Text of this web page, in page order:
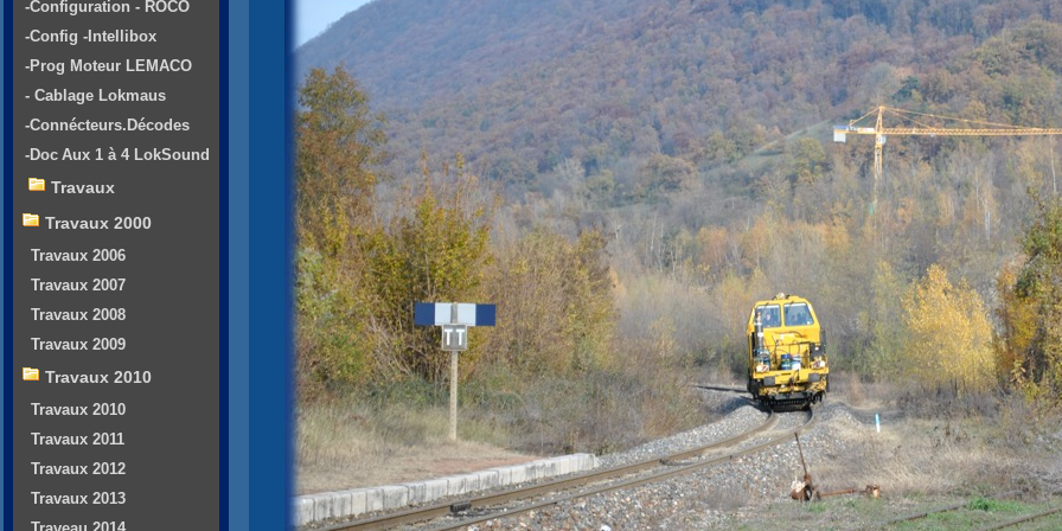
-Configuration - ROCO
-Config -Intellibox
-Prog Moteur LEMACO
- Cablage Lokmaus
-Connécteurs.Décodes
-Doc Aux 1 à 4 LokSound
Travaux
Travaux 2000
Travaux 2006
Travaux 2007
Travaux 2008
Travaux 2009
Travaux 2010
Travaux 2010
Travaux 2011
Travaux 2012
Travaux 2013